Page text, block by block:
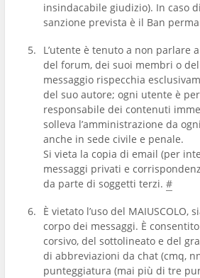
insindacabile giudizio). In caso
sanzione prevista è il Ban
L’utente è tenuto a non parlare
del forum, dei suoi membri o
messaggio rispecchia
del suo autore; ogni utente è
responsabile dei contenuti
solleva l’amministrazione da
anche in sede civile e penale.
Si vieta la copia di email (per
messaggi privati e
da parte di soggetti terzi. #
È vietato l’uso del MAIUSCOLO,
corpo dei messaggi. È
corsivo, del sottolineato e del
di abbreviazioni da chat (cmq,
punteggiatura (mai più di tre